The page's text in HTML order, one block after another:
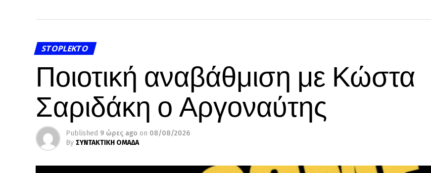
STOPLEKTO
Ποιοτική αναβάθμιση με Κώστα
Σαριδάκη ο Αργοναύτης
Published 9 ώρες ago on 08/08/2026
By ΣΥΝΤΑΚΤΙΚΗ ΟΜΑΔΑ